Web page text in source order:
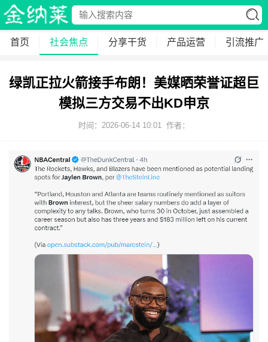
首页 社会焦点 分享干货 产品运营 引流推广
绿凯正拉火箭接手布朗！美媒晒荣誉证超巨
模拟三方交易不出KD申京
时间：2026-06-14 10:01 作者：